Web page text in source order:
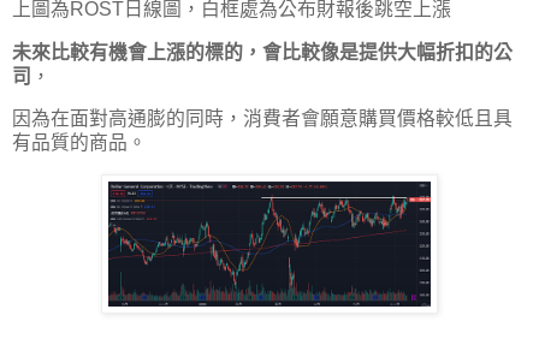
上圖為ROST日線圖，白框處為公布財報後跳空上漲
未來比較有機會上漲的標的，會比較像是提供大幅折扣的公
司 ，
因為在面對高通膨的同時，消費者會願意購買價格較低且具
有品質的商品。